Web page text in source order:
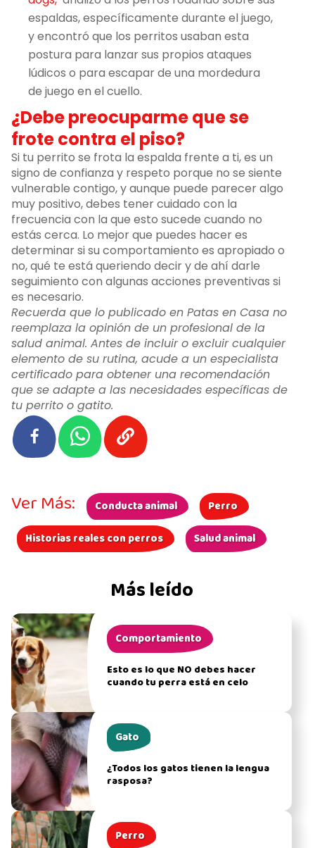
espaldas, específicamente durante el juego,
y encontró que los perritos usaban esta
postura para lanzar sus propios ataques
lúdicos o para escapar de una mordedura
de juego en el cuello.
¿Debe preocuparme que se
frote contra el piso?
Si tu perrito se frota la espalda frente a ti, es un
signo de confianza y respeto porque no se siente
vulnerable contigo, y aunque puede parecer algo
muy positivo, debes tener cuidado con la
frecuencia con la que esto sucede cuando no
estás cerca. Lo mejor que puedes hacer es
determinar si su comportamiento es apropiado o
no, qué te está queriendo decir y de ahí darle
seguimiento con algunas acciones preventivas si
es necesario.
Recuerda que lo publicado en Patas en Casa no
reemplaza la opinión de un profesional de la
salud animal. Antes de incluir o excluir cualquier
elemento de su rutina, acude a un especialista
certificado para obtener una recomendación
que se adapte a las necesidades específicas de
tu perrito o gatito.
Más leído
Comportamiento
Esto es lo que NO debes hacer
cuando tu perra está en celo
Gato
¿Todos los gatos tienen la lengua
rasposa?
Perro
Ver Más: Conducta animal
Perro
Historias reales con perros
Salud animal